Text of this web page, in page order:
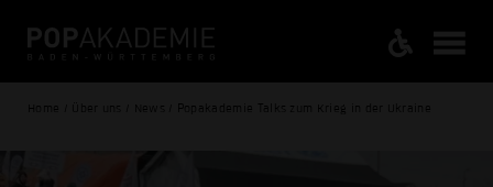
Home / Über uns / News / Popakademie Talks zum Krieg in der Ukraine